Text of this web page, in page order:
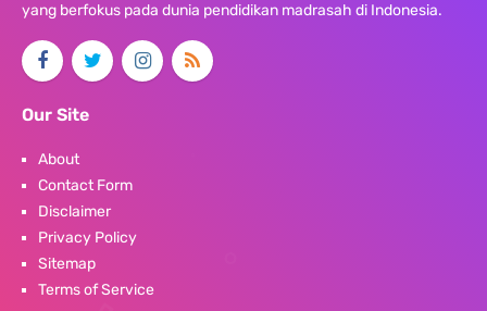
yang berfokus pada dunia pendidikan madrasah di Indonesia.
Our Site
About
Contact Form
Disclaimer
Privacy Policy
Sitemap
Terms of Service